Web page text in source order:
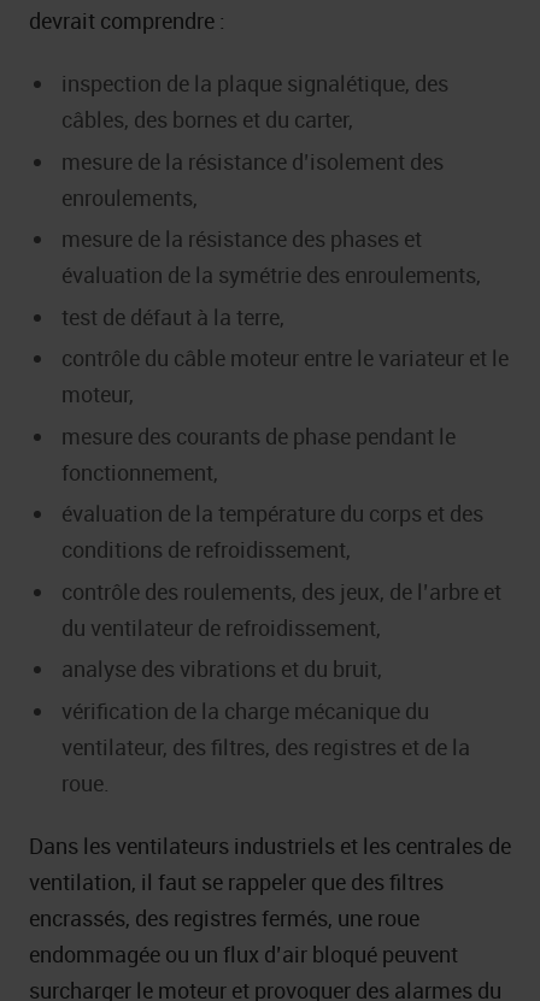
devrait comprendre :
inspection de la plaque signalétique, des
câbles, des bornes et du carter,
mesure de la résistance d’isolement des
enroulements,
mesure de la résistance des phases et
évaluation de la symétrie des enroulements,
test de défaut à la terre,
contrôle du câble moteur entre le variateur et le
moteur,
mesure des courants de phase pendant le
fonctionnement,
évaluation de la température du corps et des
conditions de refroidissement,
contrôle des roulements, des jeux, de l’arbre et
du ventilateur de refroidissement,
analyse des vibrations et du bruit,
vérification de la charge mécanique du
ventilateur, des filtres, des registres et de la
roue.
Dans les ventilateurs industriels et les centrales de
ventilation, il faut se rappeler que des filtres
encrassés, des registres fermés, une roue
endommagée ou un flux d’air bloqué peuvent
surcharger le moteur et provoquer des alarmes du